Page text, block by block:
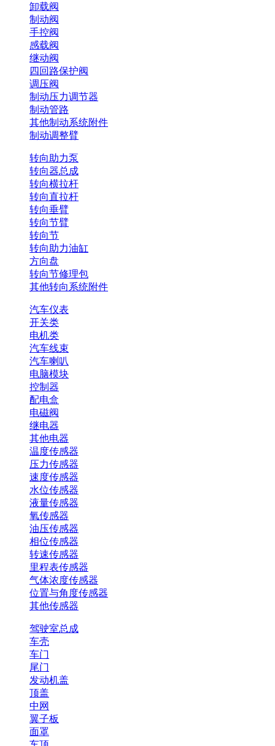
卸载阀
制动阀
手控阀
感载阀
继动阀
四回路保护阀
调压阀
制动压力调节器
制动管路
其他制动系统附件
制动调整臂
转向助力泵
转向器总成
转向横拉杆
转向直拉杆
转向垂臂
转向节臂
转向节
转向助力油缸
方向盘
转向节修理包
其他转向系统附件
汽车仪表
开关类
电机类
汽车线束
汽车喇叭
电脑模块
控制器
配电盒
电磁阀
继电器
其他电器
温度传感器
压力传感器
速度传感器
水位传感器
液量传感器
氧传感器
油压传感器
相位传感器
转速传感器
里程表传感器
气体浓度传感器
位置与角度传感器
其他传感器
驾驶室总成
车壳
车门
尾门
发动机盖
顶盖
中网
翼子板
面罩